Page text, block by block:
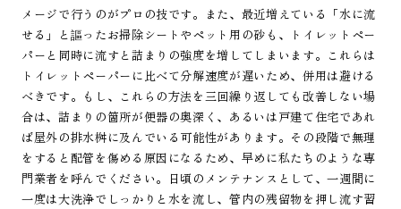
メージで行うのがプロの技です。また、最近増えている「水に流
せる」と謳ったお掃除シートやペット用の砂も、トイレットペー
パーと同時に流すと詰まりの強度を増してしまいます。これらは
トイレットペーパーに比べて分解速度が遅いため、併用は避ける
べきです。もし、これらの方法を三回繰り返しても改善しない場
合は、詰まりの箇所が便器の奥深く、あるいは戸建て住宅であれ
ば屋外の排水桝に及んでいる可能性があります。その段階で無理
をすると配管を傷める原因になるため、早めに私たちのような専
門業者を呼んでください。日頃のメンテナンスとして、一週間に
一度は大洗浄でしっかりと水を流し、管内の残留物を押し流す習